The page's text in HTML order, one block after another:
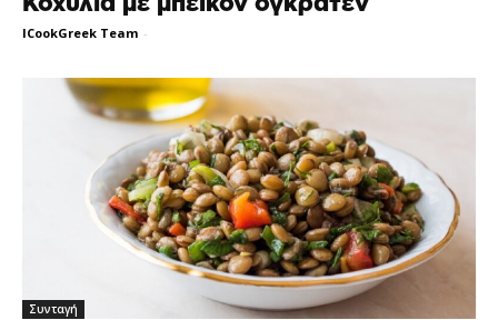
ICookGreek Team -
Συνταγή